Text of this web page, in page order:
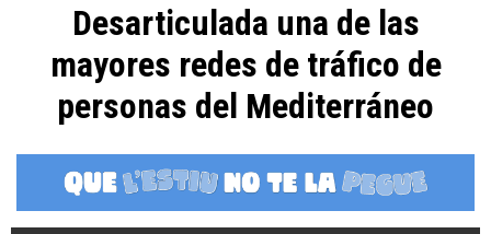
Desarticulada una de las
mayores redes de tráfico de
personas del Mediterráneo